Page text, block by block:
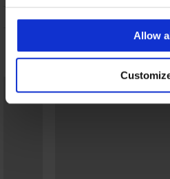
Allow
WASCHTIPPS
Das könnte